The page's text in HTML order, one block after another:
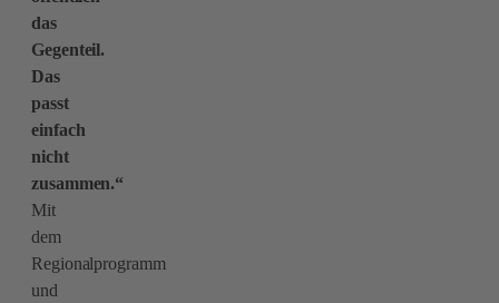
das
Gegenteil.
Das
passt
einfach
nicht
zusammen.“
Mit
dem
Regionalprogramm
und